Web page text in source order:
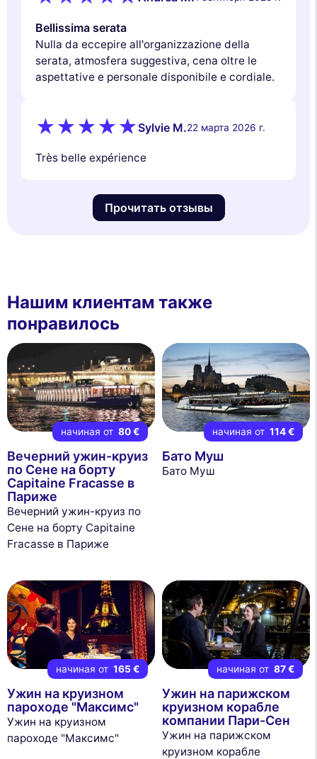
Bellissima serata
Nulla da eccepire all'organizzazione della
serata, atmosfera suggestiva, cena oltre le
aspettative e personale disponibile e cordiale.
Sylvie M.22 марта 2026 г.
Très belle expérience
Прочитать отзывы
Нашим клиентам также
понравилось
начиная от 80 €
Вечерний ужин-круиз
по Сене на борту
Capitaine Fracasse в
Париже
Вечерний ужин-круиз по
Сене на борту Capitaine
Fracasse в Париже
начиная от 114 €
Бато Муш
Бато Муш
начиная от 165 €
Ужин на круизном
пароходе "Максимс"
Ужин на круизном
пароходе "Максимс"
начиная от 87 €
Ужин на парижском
круизном корабле
компании Пари-Сен
Ужин на парижском
круизном корабле